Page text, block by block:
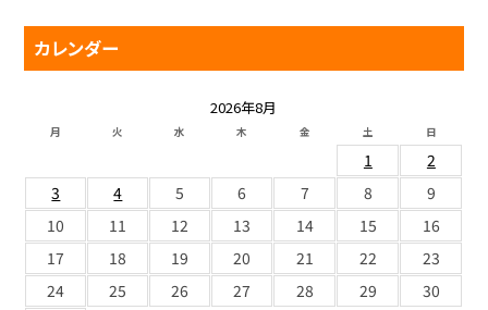
カレンダー
2026年8月
月 火 水 木 金 土 日
1
2
3
4 5 6 7 8
9
10
11 12 13 14 15
16
17
18 19 20 21 22
23
24
25 26 27 28 29
30